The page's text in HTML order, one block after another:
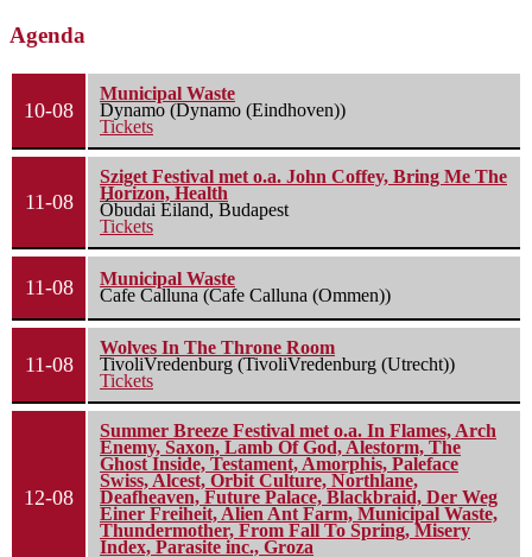
Agenda
10-08
Municipal Waste
Dynamo (Dynamo (Eindhoven))
Tickets
11-08
Sziget Festival met o.a. John Coffey, Bring Me The
Horizon, Health
Óbudai Eiland, Budapest
Tickets
11-08
Municipal Waste
Cafe Calluna (Cafe Calluna (Ommen))
11-08
Wolves In The Throne Room
TivoliVredenburg (TivoliVredenburg (Utrecht))
Tickets
12-08
Summer Breeze Festival met o.a. In Flames, Arch
Enemy, Saxon, Lamb Of God, Alestorm, The
Ghost Inside, Testament, Amorphis, Paleface
Swiss, Alcest, Orbit Culture, Northlane,
Deafheaven, Future Palace, Blackbraid, Der Weg
Einer Freiheit, Alien Ant Farm, Municipal Waste,
Thundermother, From Fall To Spring, Misery
Index, Parasite inc., Groza